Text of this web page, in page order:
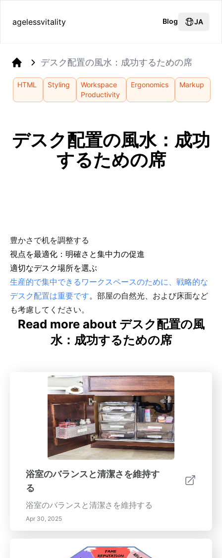
agelessvitality Blog JA
デスク配置の風水：成功するための席
HTML Styling
Workspace
Productivity
Ergonomics Markup
デスク配置の風水：成功
するための席
豊かさで机を調整する
視点を最適化：明確さと集中力の促進
適切なデスク場所を選ぶ
生産的で集中できるワークスペースのために、戦略的な
デスク配置は重要です。部屋の自然光、および床面など
も考慮してください。
Read more about デスク配置の風
水：成功するための席
浴室のバランスと清潔さを維持す
る
浴室のバランスと清潔さを維持する
Apr 30, 2025